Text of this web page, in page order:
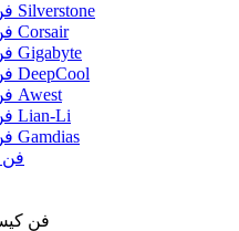
فن پردازنده Silverstone
فن پردازنده Corsair
فن پردازنده Gigabyte
فن پردازنده DeepCool
فن پردازنده Awest
فن پردازنده Lian-Li
فن پردازنده Gamdias
فن
فن